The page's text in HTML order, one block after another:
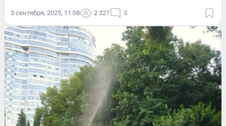
3 сентября, 2025, 11:08 2 327 3